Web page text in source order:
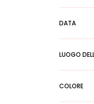
DATA
LUOGO
COLORE